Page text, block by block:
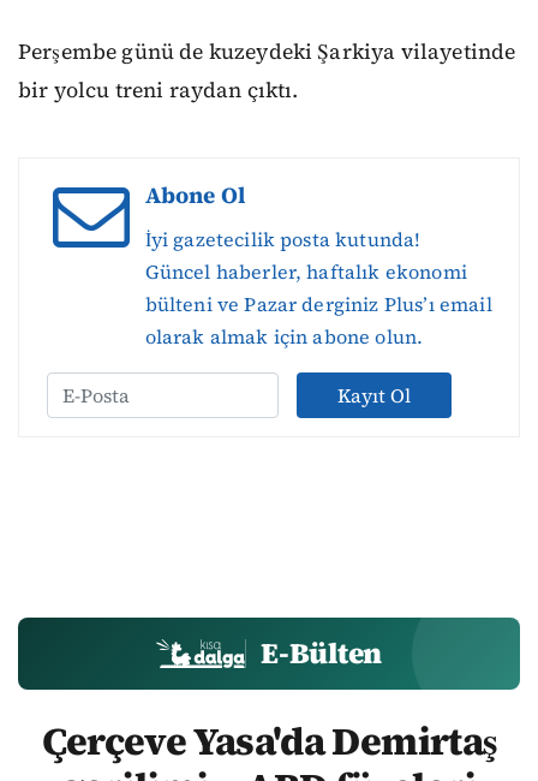
Perşembe günü de kuzeydeki Şarkiya vilayetinde
bir yolcu treni raydan çıktı.
Abone Ol
İyi gazetecilik posta kutunda!
Güncel haberler, haftalık ekonomi
bülteni ve Pazar derginiz Plus’ı email
olarak almak için abone olun.
Kayıt Ol
E-Bülten
Çerçeve Yasa'da Demirtaş